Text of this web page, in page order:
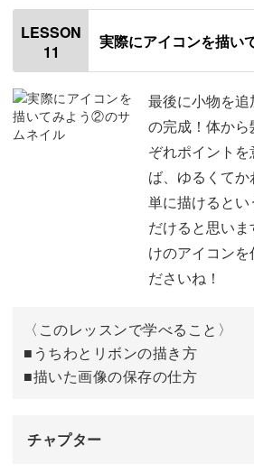
はじめに
使用道具
下書きを描く
清書をする
LESSON
11
実際にアイコンを描い
最後に小物を
の完成！体か
ぞれポイント
ば、ゆるくて
単に描けると
だけると思い
けのアイコンを
ださいね！
〈このレッスンで学べること〉
■うちわとリボンの描き方
■描いた画像の保存の仕方
チャプター